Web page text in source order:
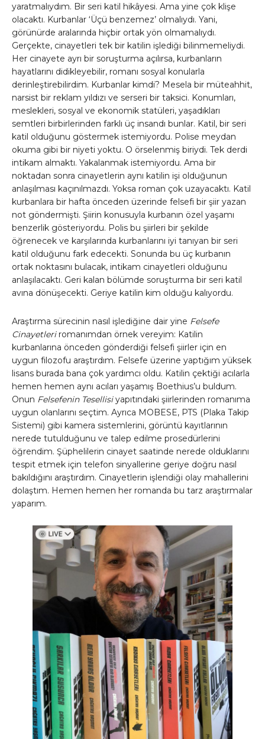
yaratmalıydım. Bir seri katil hikâyesi. Ama yine çok klişe
olacaktı. Kurbanlar ‘Üçü benzemez’ olmalıydı. Yani,
görünürde aralarında hiçbir ortak yön olmamalıydı.
Gerçekte, cinayetleri tek bir katilin işlediği bilinmemeliydi.
Her cinayete ayrı bir soruşturma açılırsa, kurbanların
hayatlarını didikleyebilir, romanı sosyal konularla
derinleştirebilirdim. Kurbanlar kimdi? Mesela bir müteahhit,
narsist bir reklam yıldızı ve serseri bir taksici. Konumları,
meslekleri, sosyal ve ekonomik statüleri, yaşadıkları
semtleri birbirlerinden farklı üç insandı bunlar. Katil, bir seri
katil olduğunu göstermek istemiyordu. Polise meydan
okuma gibi bir niyeti yoktu. O örselenmiş biriydi. Tek derdi
intikam almaktı. Yakalanmak istemiyordu. Ama bir
noktadan sonra cinayetlerin aynı katilin işi olduğunun
anlaşılması kaçınılmazdı. Yoksa roman çok uzayacaktı. Katil
kurbanlara bir hafta önceden üzerinde felsefi bir şiir yazan
not göndermişti. Şiirin konusuyla kurbanın özel yaşamı
benzerlik gösteriyordu. Polis bu şiirleri bir şekilde
öğrenecek ve karşılarında kurbanlarını iyi tanıyan bir seri
katil olduğunu fark edecekti. Sonunda bu üç kurbanın
ortak noktasını bulacak, intikam cinayetleri olduğunu
anlaşılacaktı. Geri kalan bölümde soruşturma bir seri katil
avına dönüşecekti. Geriye katilin kim olduğu kalıyordu.
Araştırma sürecinin nasıl işlediğine dair yine Felsefe
Cinayetleriromanımdan örnek vereyim: Katilin
kurbanlarına önceden gönderdiği felsefi şiirler için en
uygun filozofu araştırdım. Felsefe üzerine yaptığım yüksek
lisans burada bana çok yardımcı oldu. Katilin çektiği acılarla
hemen hemen aynı acıları yaşamış Boethius’u buldum.
Onun Felsefenin Tesellisiyapıtındaki şiirlerinden romanıma
uygun olanlarını seçtim. Ayrıca MOBESE, PTS (Plaka Takip
Sistemi) gibi kamera sistemlerini, görüntü kayıtlarının
nerede tutulduğunu ve talep edilme prosedürlerini
öğrendim. Şüphelilerin cinayet saatinde nerede olduklarını
tespit etmek için telefon sinyallerine geriye doğru nasıl
bakıldığını araştırdım. Cinayetlerin işlendiği olay mahallerini
dolaştım. Hemen hemen her romanda bu tarz araştırmalar
yaparım.